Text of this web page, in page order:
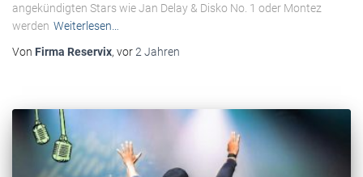
angekündigten Stars wie Jan Delay & Disko No. 1 oder Montez
werden Weiterlesen…
Von Firma Reservix, vor2 Jahren